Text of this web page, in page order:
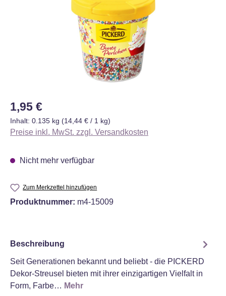
Regulärer Preis:
1,95 €
Inhalt: 0.135 kg (14,44 € / 1 kg)
Preise inkl. MwSt. zzgl. Versandkosten
Nicht mehr verfügbar
Zum Merkzettel hinzufügen
Produktnummer: m4-15009
Beschreibung
Seit Generationen bekannt und beliebt - die PICKERD
Dekor-Streusel bieten mit ihrer einzigartigen Vielfalt in
Form, Farbe… Mehr